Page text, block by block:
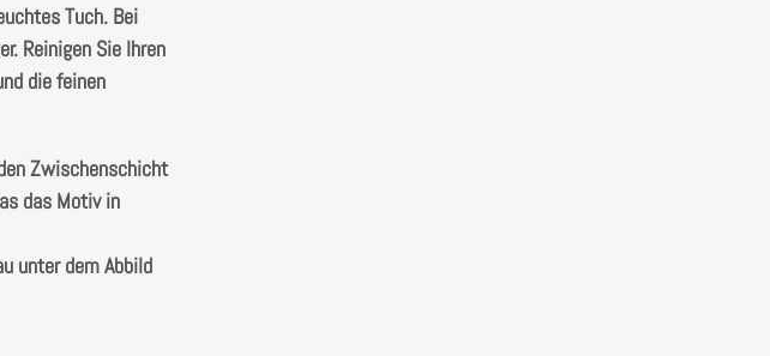
Tuch. Bei
Reinigen Sie Ihren
die feinen
Zwischenschicht
das Motiv in
unter dem Abbild